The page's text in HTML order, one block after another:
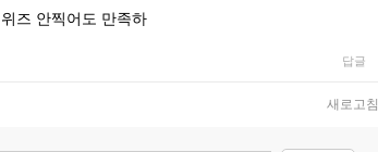
즈 안찍어도 만족하
답글
새로고침